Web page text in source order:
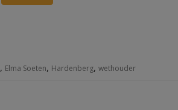
, Elma Soeten, Hardenberg, wethouder